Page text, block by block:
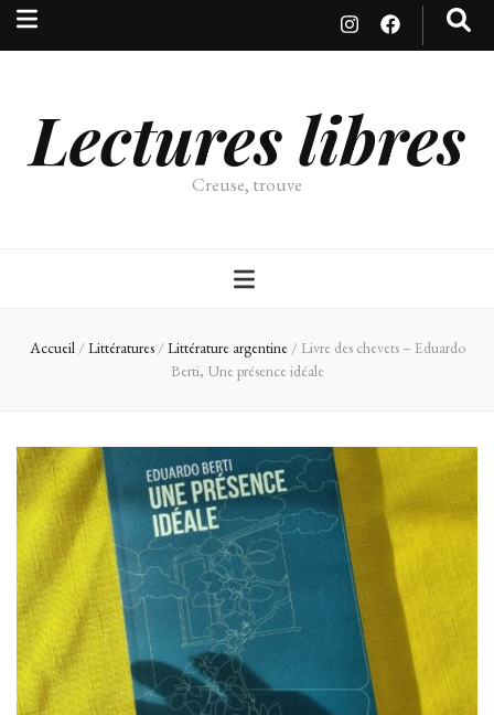
Lectures libres
Creuse, trouve
Accueil / Littératures / Littérature argentine / Livre des chevets – Eduardo
Berti, Une présence idéale